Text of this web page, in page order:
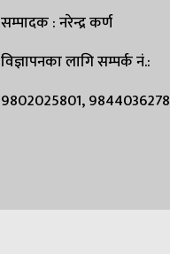
सम्पादक : नरेन्द्र कर्ण
विज्ञापनका लागि सम्पर्क नं.:
9802025801, 9844036278